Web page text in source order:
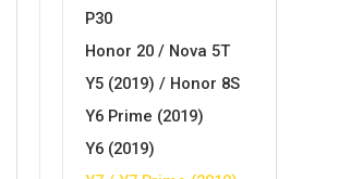
P30
Honor 20 / Nova 5T
Y5 (2019) / Honor 8S
Y6 Prime (2019)
Y6 (2019)
Obiteljski motivi